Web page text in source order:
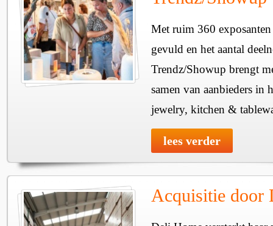
Met ruim 360
gevuld en het aantal
Trendz/Showup brengt
samen van aanbieders in
jewelry, kitchen &
lees verder
Acquisitie door